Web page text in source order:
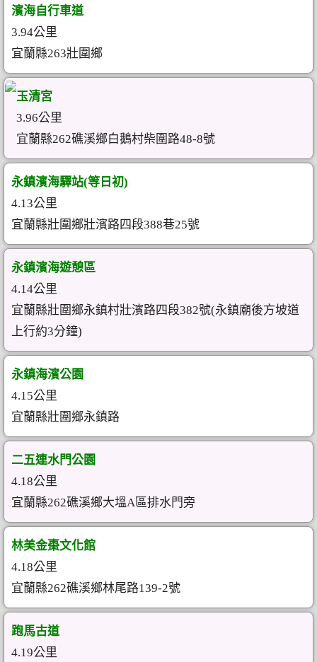
濱海自行車道
3.94公里
宜蘭縣263壯圍鄉
玉清宮
3.96公里
宜蘭縣262礁溪鄉白鵝村柴圍路48-8號
永鎮濱海驛站(等日初)
4.13公里
宜蘭縣壯圍鄉壯濱路四段388巷25號
永鎮濱海遊憩區
4.14公里
宜蘭縣壯圍鄉永鎮村壯濱路四段382號(永鎮廟後方坡道
上行約3分鐘)
永鎮海濱公園
4.15公里
宜蘭縣壯圍鄉永鎮路
二五連水門公園
4.18公里
宜蘭縣262礁溪鄉大塭A區排水門旁
林美金棗文化館
4.18公里
宜蘭縣262礁溪鄉林尾路139-2號
跑馬古道
4.19公里